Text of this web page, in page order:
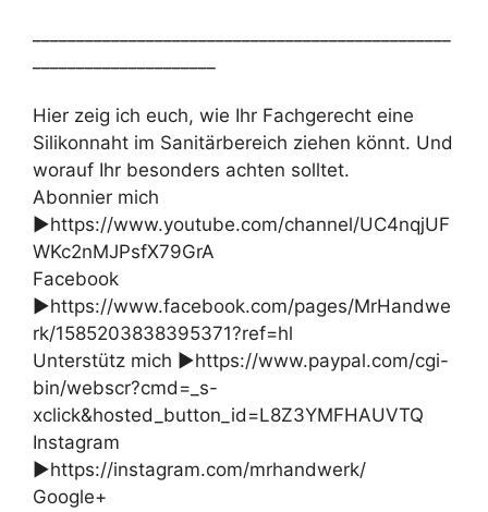
Hier zeig ich euch, wie Ihr Fachgerecht eine
Silikonnaht im Sanitärbereich ziehen könnt. Und
worauf Ihr besonders achten solltet.
Abonnier mich
►https://www.youtube.com/channel/UC4nqjUF
WKc2nMJPsfX79GrA
Facebook
►https://www.facebook.com/pages/MrHandwe
rk/1585203838395371?ref=hl
Unterstütz mich ►https://www.paypal.com/cgi-
bin/webscr?cmd=_s-
xclick&hosted_button_id=L8Z3YMFHAUVTQ
Instagram
►https://instagram.com/mrhandwerk/
Google+